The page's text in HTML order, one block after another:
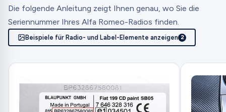
Die folgende Anleitung zeigt Ihnen genau, wo Sie die
Seriennummer Ihres Alfa Romeo-Radios finden.
Beispiele für Radio- und Label-Elemente anzeigen 2